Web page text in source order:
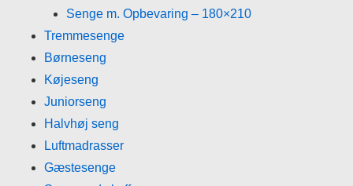
Senge m. Opbevaring – 180×210
Tremmesenge
Børneseng
Køjeseng
Juniorseng
Halvhøj seng
Luftmadrasser
Gæstesenge